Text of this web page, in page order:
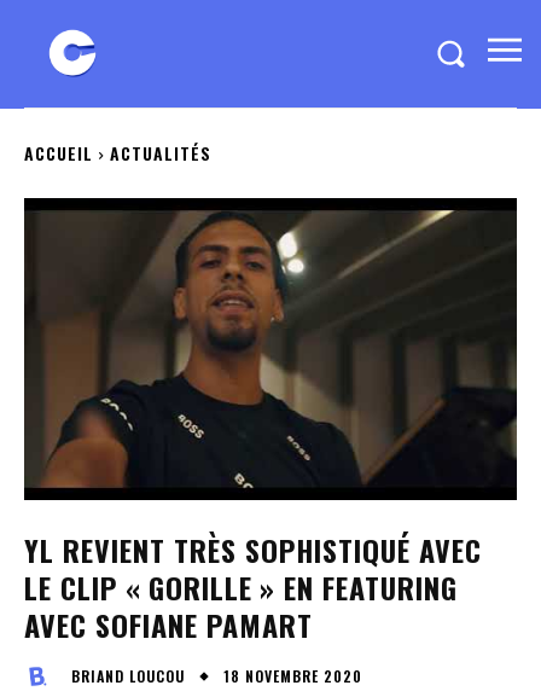
ACCUEIL ACTUALITÉS
YL REVIENT TRÈS SOPHISTIQUÉ AVEC
LE CLIP « GORILLE » EN FEATURING
AVEC SOFIANE PAMART
BRIAND LOUCOU 18 NOVEMBRE 2020